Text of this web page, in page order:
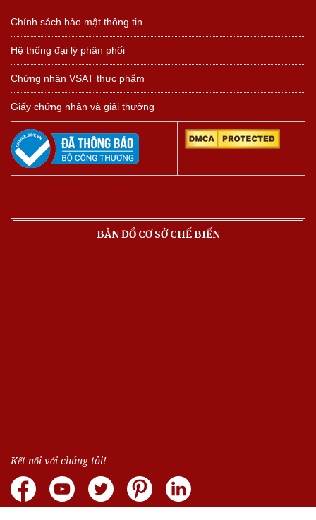
Chính sách bảo mật thông tin
Hệ thống đại lý phân phối
Chứng nhận VSAT thực phẩm
Giấy chứng nhận và giải thưởng
BẢN ĐỒ CƠ SỞ CHẾ BIẾN
Kết nối với chúng tôi!